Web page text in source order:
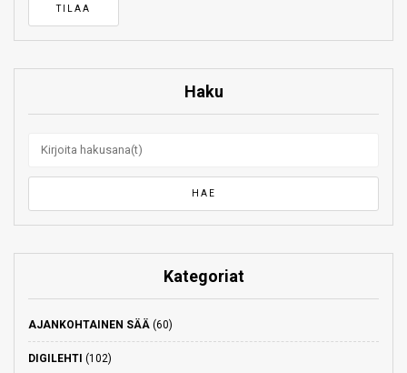
Haku
Kategoriat
AJANKOHTAINEN SÄÄ (60)
DIGILEHTI (102)